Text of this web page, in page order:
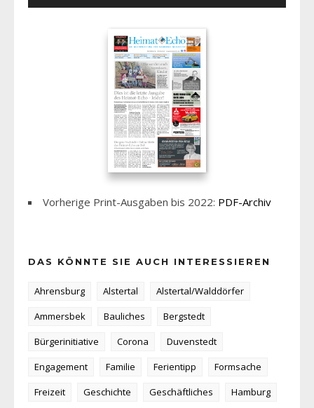
Vorherige Print-Ausgaben bis 2022: PDF-Archiv
DAS KÖNNTE SIE AUCH INTERESSIEREN
Ahrensburg Alstertal
Alstertal/Walddörfer
Ammersbek
Bauliches
Bergstedt
Bürgerinitiative
Corona
Duvenstedt
Engagement
Familie Ferientipp
Formsache
Freizeit
Geschichte Geschäftliches
Hamburg